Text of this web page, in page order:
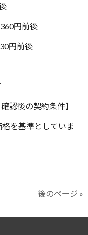
360円前後
円前後
認後の契約条件】
を基準としていま
後のページ »